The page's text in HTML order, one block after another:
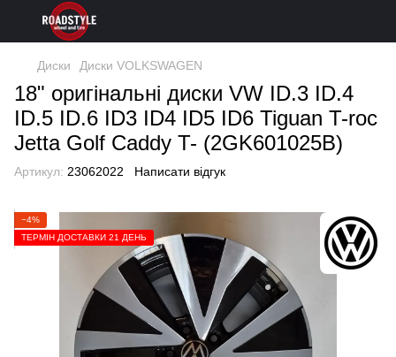
Диски Диски VOLKSWAGEN
18" оригінальні диски VW ID.3 ID.4
ID.5 ID.6 ID3 ID4 ID5 ID6 Tiguan T-roc
Jetta Golf Caddy T- (2GK601025B)
Артикул: 23062022 Написати відгук
−4%
ТЕРМІН ДОСТАВКИ 21 ДЕНЬ